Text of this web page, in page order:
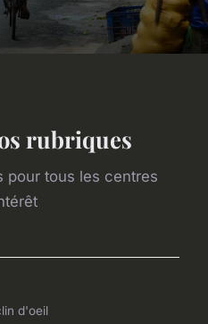
rubriques
pour tous les centres
d'oeil